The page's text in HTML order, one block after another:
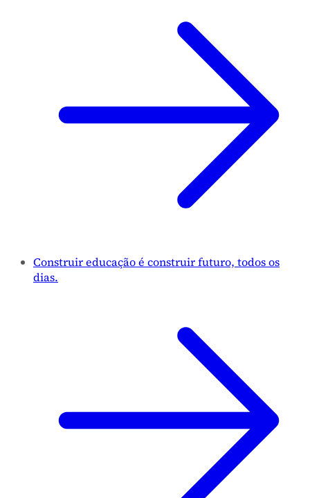
Construir educação é construir futuro, todos os
dias.